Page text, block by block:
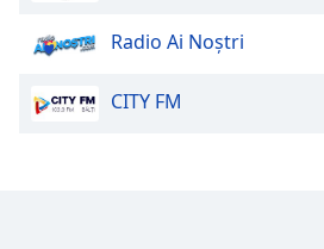
Radio Ai Noștri
CITY FM